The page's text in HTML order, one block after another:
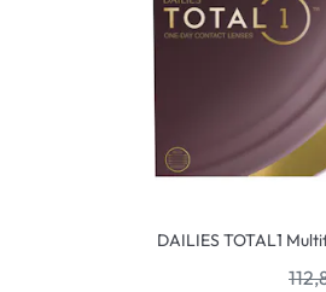
DAILIES TOTAL1